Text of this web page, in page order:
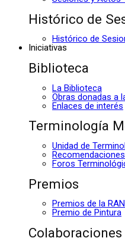
Histórico de
Histórico de
Iniciativas
Biblioteca
La Biblioteca
Obras donadas a
Enlaces de interés
Terminología
Unidad de
Foros
Premios
Premios de la
Premio de Pintura
Colaboraciones